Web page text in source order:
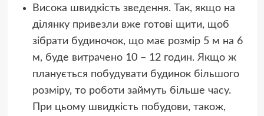
Висока швидкість зведення. Так, якщо на
ділянку привезли вже готові щити, щоб
зібрати будиночок, що має розмір 5 м на 6
м, буде витрачено 10 – 12 годин. Якщо ж
планується побудувати будинок більшого
розміру, то роботи займуть більше часу.
При цьому швидкість побудови, також,